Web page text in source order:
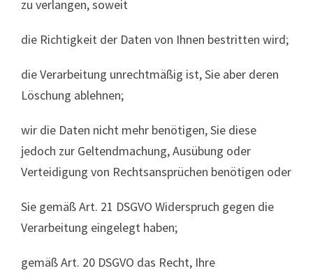
zu verlangen, soweit
die Richtigkeit der Daten von Ihnen bestritten wird;
die Verarbeitung unrechtmäßig ist, Sie aber deren
Löschung ablehnen;
wir die Daten nicht mehr benötigen, Sie diese
jedoch zur Geltendmachung, Ausübung oder
Verteidigung von Rechtsansprüchen benötigen oder
Sie gemäß Art. 21 DSGVO Widerspruch gegen die
Verarbeitung eingelegt haben;
gemäß Art. 20 DSGVO das Recht, Ihre